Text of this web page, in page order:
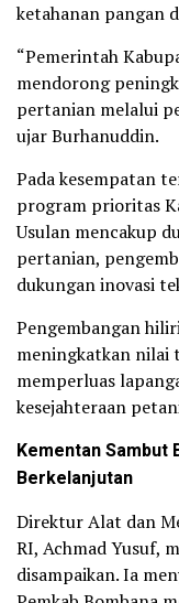
ketahanan pangan
“Pemerintah
mendorong
pertanian melalui
ujar Burhanuddin.
Pada kesempatan
program prioritas
Usulan mencakup
pertanian,
dukungan inovasi
Pengembangan
meningkatkan nilai
memperluas
kesejahteraan
Kementan Sambut
Berkelanjutan
Direktur Alat dan
RI, Achmad Yusuf,
disampaikan. Ia